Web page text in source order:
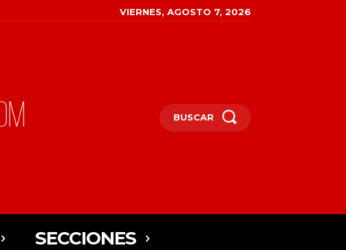
VIERNES, AGOSTO 7, 2026
BUSCAR
SECCIONES